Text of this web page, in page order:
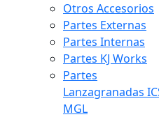
Otros Accesorios
Partes Externas
Partes Internas
Partes KJ Works
Partes
Lanzagranadas
MGL